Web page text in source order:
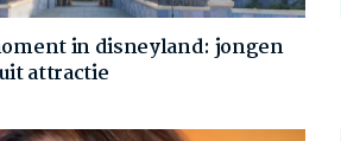
in disneyland: jongen
attractie